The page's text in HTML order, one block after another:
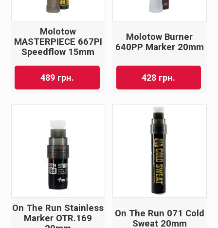
Molotow
MASTERPIECE 667PI
Speedflow 15mm
489 грн.
Molotow Burner
640PP Marker 20mm
428 грн.
On The Run Stainless
Marker OTR.169
On The Run 071 Cold
Sweat 20mm